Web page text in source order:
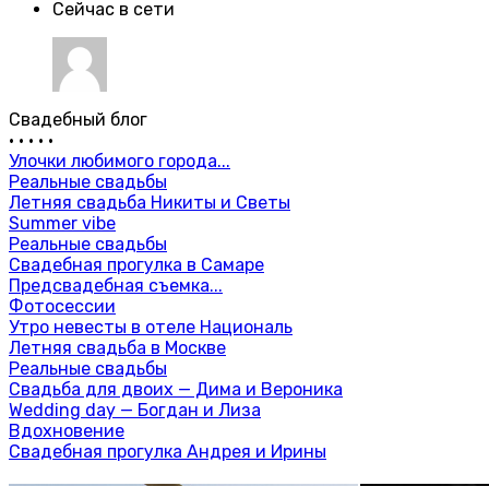
Сейчас в сети
Свадебный блог
• • • • •
Улочки любимого города...
Реальные свадьбы
Летняя свадьба Никиты и Светы
Summer vibe
Реальные свадьбы
Свадебная прогулка в Самаре
Предсвадебная съемка...
Фотосессии
Утро невесты в отеле Националь
Летняя свадьба в Москве
Реальные свадьбы
Свадьба для двоих — Дима и Вероника
Wedding day — Богдан и Лиза
Вдохновение
Свадебная прогулка Андрея и Ирины